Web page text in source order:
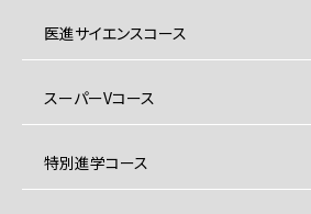
医進サイエンスコース
スーパーVコース
特別進学コース